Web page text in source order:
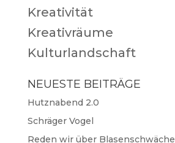
Kreativität
Kreativräume
Kulturlandschaft
NEUESTE BEITRÄGE
Hutznabend 2.0
Schräger Vogel
Reden wir über Blasenschwäche